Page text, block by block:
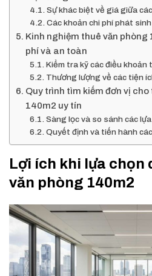
Sự khác biệt về giá giữa
Các khoản chi phí phát
Kinh nghiệm thuê văn phòng
phí và an toàn
Kiểm tra kỹ các điều
Thương lượng về các tiện
Quy trình tìm kiếm đơn vị cho
140m2 uy tín
Sàng lọc và so sánh các
Quyết định và tiến hành
Lợi ích khi lựa chọn
văn phòng 140m2